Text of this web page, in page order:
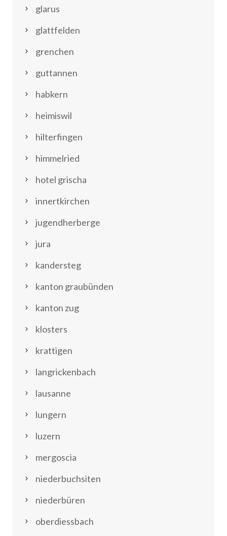
glarus
glattfelden
grenchen
guttannen
habkern
heimiswil
hilterfingen
himmelried
hotel grischa
innertkirchen
jugendherberge
jura
kandersteg
kanton graubünden
kanton zug
klosters
krattigen
langrickenbach
lausanne
lungern
luzern
mergoscia
niederbuchsiten
niederbüren
oberdiessbach